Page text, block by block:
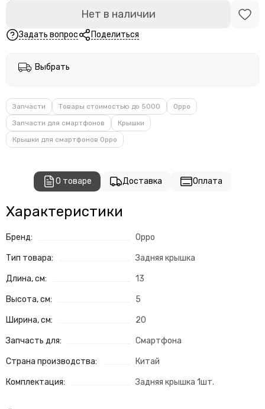
Нет в наличии
Задать вопрос Поделиться
Выбрать
Запчасти Товары стоимостью до 5000
Oppo
Запчасти для смартфонов
Крышки
Крышки для смартфонов Oppo
О товаре Доставка Оплата
Характеристики
Бренд: Oppo
Тип товара: Задняя крышка
Длина, см: 13
Высота, см: 5
Ширина, см: 20
Запчасть для: Смартфона
Страна производства: Китай
Комплектация: Задняя крышка 1шт.